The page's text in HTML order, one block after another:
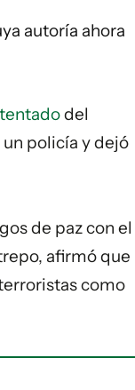
autoría ahora
del
policía y dejó
de paz con el
afirmó que
como